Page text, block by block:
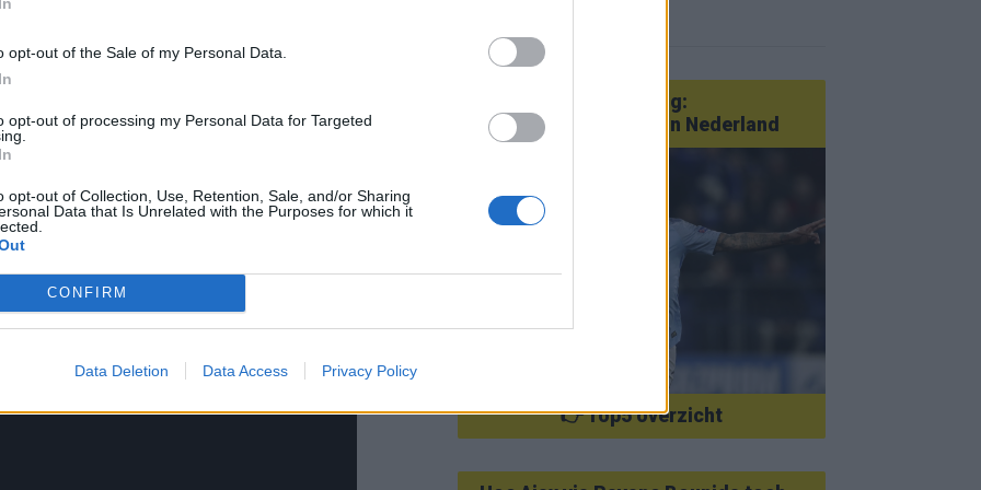
opt-out of the Sale of my Personal Data.
opt-out of processing my Personal Data for Targeted
opt-out of Collection, Use, Retention, Sale, and/or Sharing
Data that Is Unrelated with the Purposes for which it
CONFIRM
Data Deletion Data Access Privacy Policy
NAC ging het om een plastic beker en
verklaarden. NAC heeft excuses
June 2, 2023
van Ajax tegen PSV
momenten uit de historie. Scheidsrechter
tussen PSV en Ajax in het Philips Stadion.
een schot van Kenneth Perez op het scorebord
de leidsman van dienst een juichende
dat zijn reactie te maken had met het op juiste
Van Götze tot Sterling:
statementtransfers in Nederland
👉 Top5 overzicht